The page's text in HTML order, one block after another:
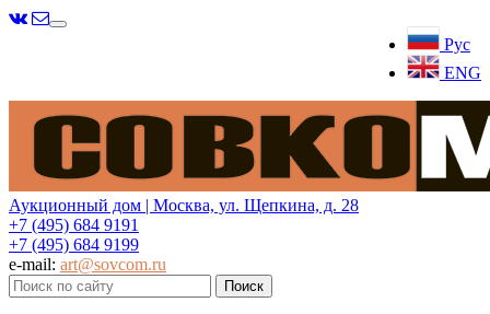
Рус
ENG
Меню
Аукционный дом | Москва, ул. Щепкина, д. 28
+7 (495) 684 9191
+7 (495) 684 9199
e-mail: art@sovcom.ru